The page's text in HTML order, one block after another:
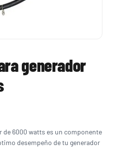
generador
de 6000 watts es un componente
desempeño de tu generador